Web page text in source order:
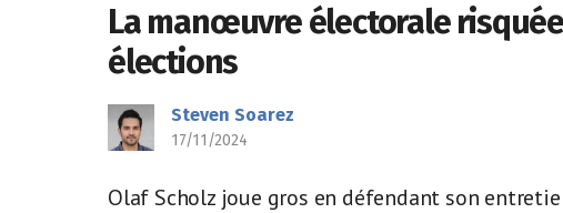
Accueil La manœuvre électorale risquée d’Olaf Scholz avant les
La manœuvre électorale
élections
Steven Soarez
17/11/2024
Olaf Scholz joue gros en défendant son